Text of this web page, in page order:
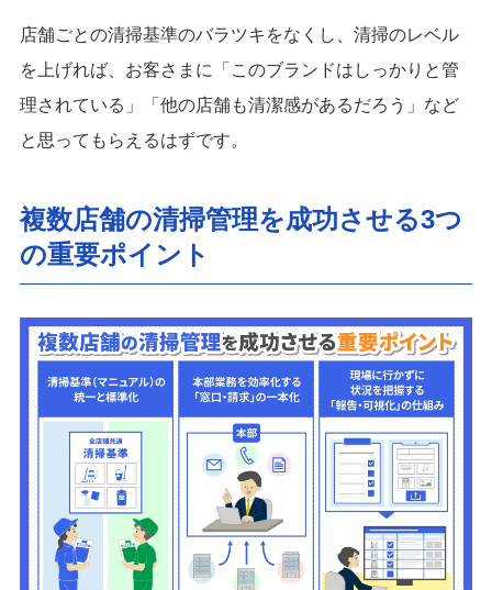
店舗ごとの清掃基準のバラツキをなくし、清掃のレベル
を上げれば、お客さまに「このブランドはしっかりと管
理されている」「他の店舗も清潔感があるだろう」など
と思ってもらえるはずです。
複数店舗の清掃管理を成功させる3つ
の重要ポイント